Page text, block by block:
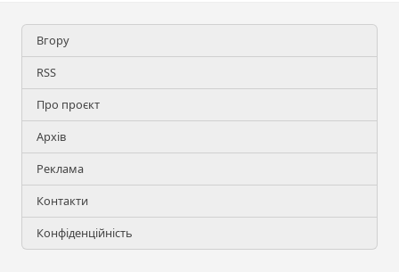
Вгору
RSS
Про проєкт
Архів
Реклама
Контакти
Конфіденційність